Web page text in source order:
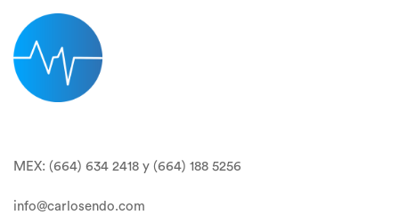
MEX: (664) 634 2418 y (664) 188 5256
info@carlosendo.com